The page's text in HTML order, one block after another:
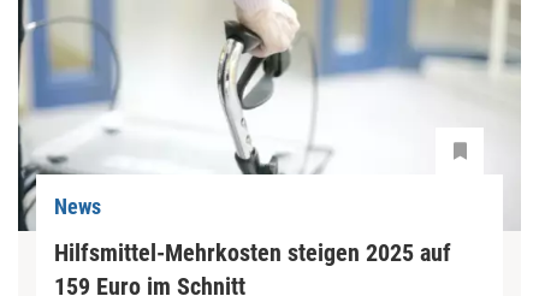
News
Hilfsmittel-Mehrkosten steigen 2025 auf
159 Euro im Schnitt